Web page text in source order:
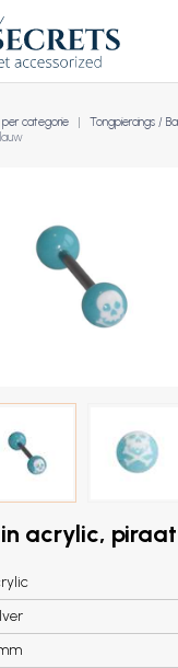
per categorie
Tongpiercings /
acrylic,